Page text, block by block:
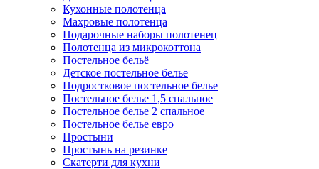
Кухонные полотенца
Махровые полотенца
Подарочные наборы полотенец
Полотенца из микрокоттона
Постельное бельё
Детское постельное белье
Подростковое постельное белье
Постельное белье 1,5 спальное
Постельное белье 2 спальное
Постельное белье евро
Простыни
Простынь на резинке
Скатерти для кухни